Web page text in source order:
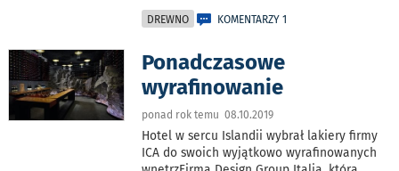
DREWNO KOMENTARZY 1
Ponadczasowe
wyrafinowanie
ponad rok temu 08.10.2019
Hotel w sercu Islandii wybrał lakiery firmy
ICA do swoich wyjątkowo wyrafinowanych